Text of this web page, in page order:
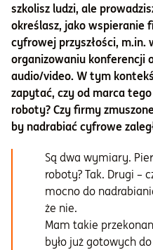
szkolisz ludzi, ale
określasz, jako wspieranie
cyfrowej przyszłości, m.in.
organizowaniu konferencji
audio/video. W tym
zapytać, czy od marca
roboty? Czy firmy
by nadrabiać cyfrowe
Są dwa wymiary.
roboty? Tak. Drugi –
mocno do
że nie.
Mam takie
było już gotowych